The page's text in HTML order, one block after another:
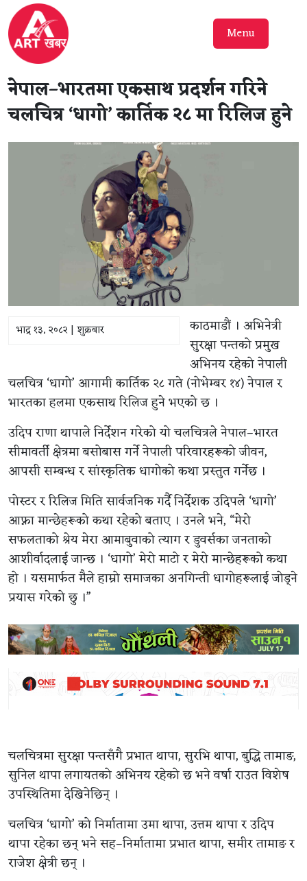
Menu
नेपाल–भारतमा एकसाथ प्रदर्शन गरिने
चलचित्र ‘धागो’ कार्तिक २८ मा रिलिज हुने
भाद्र १३, २०८२ | शुक्रबार
काठमाडौं । अभिनेत्री
सुरक्षा पन्तको प्रमुख
अभिनय रहेको नेपाली
चलचित्र ‘धागो’ आगामी कार्तिक २८ गते (नोभेम्बर १४) नेपाल र
भारतका हलमा एकसाथ रिलिज हुने भएको छ ।
उदिप राणा थापाले निर्देशन गरेको यो चलचित्रले नेपाल–भारत
सीमावर्ती क्षेत्रमा बसोबास गर्ने नेपाली परिवारहरूको जीवन,
आपसी सम्बन्ध र सांस्कृतिक धागोको कथा प्रस्तुत गर्नेछ ।
पोस्टर र रिलिज मिति सार्वजनिक गर्दै निर्देशक उदिपले ‘धागो’
आफ्ना मान्छेहरूको कथा रहेको बताए । उनले भने, “मेरो
सफलताको श्रेय मेरा आमाबुवाको त्याग र डुवर्सका जनताको
आशीर्वादलाई जान्छ । ‘धागो’ मेरो माटो र मेरो मान्छेहरूको कथा
हो । यसमार्फत मैले हाम्रो समाजका अनगिन्ती धागोहरूलाई जोड्ने
प्रयास गरेको छु ।”
चलचित्रमा सुरक्षा पन्तसँगै प्रभात थापा, सुरभि थापा, बुद्धि तामाङ,
सुनिल थापा लगायतको अभिनय रहेको छ भने वर्षा राउत विशेष
उपस्थितिमा देखिनेछिन् ।
चलचित्र ‘धागो’ को निर्मातामा उमा थापा, उत्तम थापा र उदिप
थापा रहेका छन् भने सह–निर्मातामा प्रभात थापा, समीर तामाङ र
राजेश क्षेत्री छन् ।